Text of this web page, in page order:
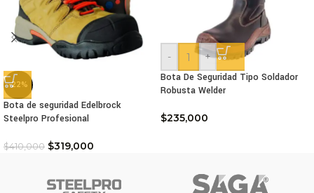
-22%
Bota de seguridad Edelbrock
Steelpro Profesional
$410,000 $319,000
-
+
Bota De Seguridad Tipo Soldador
Robusta Welder
$235,000